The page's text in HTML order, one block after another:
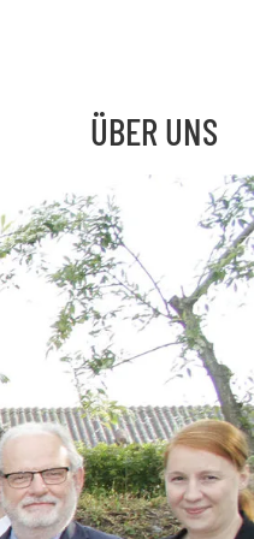
ÜBER UNS